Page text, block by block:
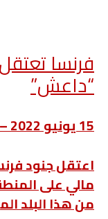
فرنسا
“داعش”
15 يونيو 2022 – 12:20 م
اعتقل جنود
مالي على
من هذا البلد